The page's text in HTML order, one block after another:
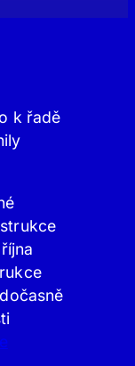
k řadě